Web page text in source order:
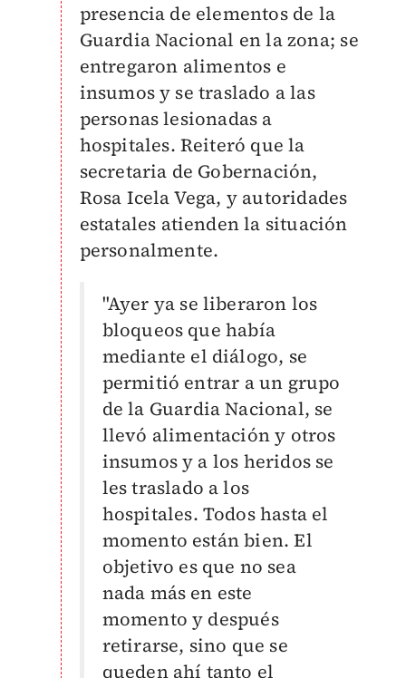
presencia de elementos de la
Guardia Nacional en la zona; se
entregaron alimentos e
insumos y se traslado a las
personas lesionadas a
hospitales. Reiteró que la
secretaria de Gobernación,
Rosa Icela Vega, y autoridades
estatales atienden la situación
personalmente.
"Ayer ya se liberaron los
bloqueos que había
mediante el diálogo, se
permitió entrar a un grupo
de la Guardia Nacional, se
llevó alimentación y otros
insumos y a los heridos se
les traslado a los
hospitales. Todos hasta el
momento están bien. El
objetivo es que no sea
nada más en este
momento y después
retirarse, sino que se
queden ahí tanto el